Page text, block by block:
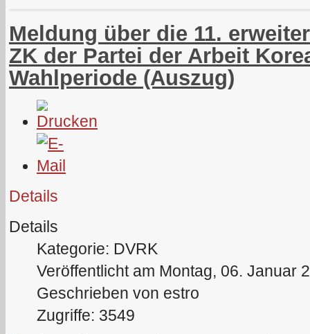
Meldung über die 11.
ZK der Partei der Arbeit
Wahlperiode (Auszug)
Details
Details
Kategorie: DVRK
Veröffentlicht am Montag, 06. Januar
Geschrieben von estro
Zugriffe: 3549